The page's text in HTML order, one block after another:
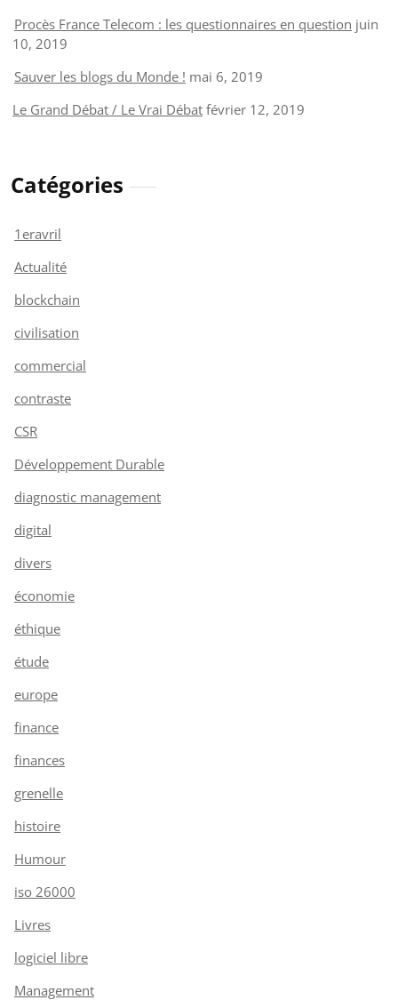
Procès France Telecom : les questionnaires en question juin
10, 2019
Sauver les blogs du Monde ! mai 6, 2019
Le Grand Débat / Le Vrai Débat février 12, 2019
Catégories
1eravril
Actualité
blockchain
civilisation
commercial
contraste
CSR
Développement Durable
diagnostic management
digital
divers
économie
éthique
étude
europe
finance
finances
grenelle
histoire
Humour
iso 26000
Livres
logiciel libre
Management